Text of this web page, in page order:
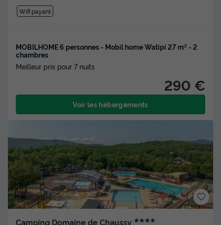
Wifi payant
MOBILHOME 6 personnes - Mobil home Watipi 27 m² - 2
chambres
Meilleur prix pour 7 nuits
290 €
Voir les hébergements
Camping Domaine de Chaussy ★★★★